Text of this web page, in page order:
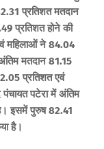
प्रतिशत मतदान
प्रतिशत होने की
महिलाओं ने 84.04
मतदान 81.15
प्रतिशत एवं
पटेरा में अंतिम
इसमें पुरुष 82.41
है।